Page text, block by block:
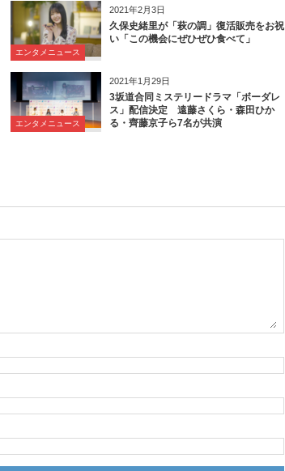
2021年2月3日
エンタメニュース
久保史緒里が「萩の調」復活販売をお祝
い「この機会にぜひぜひ食べて」
2021年1月29日
エンタメニュース
3坂道合同ミステリードラマ「ボーダレ
ス」配信決定 遠藤さくら・森田ひか
る・齊藤京子ら7名が共演